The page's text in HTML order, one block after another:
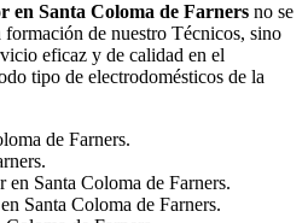
en Santa Coloma de Farners no se
de nuestro Técnicos, sino
eficaz y de calidad en el
tipo de electrodomésticos de la
de Farners.
Santa Coloma de Farners.
Santa Coloma de Farners.